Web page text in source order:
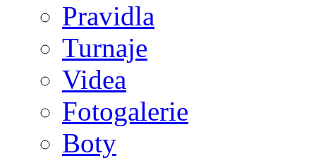
Pravidla
Turnaje
Videa
Fotogalerie
Boty